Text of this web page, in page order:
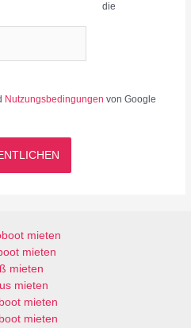
die
Nutzungsbedingungen von Google
mieten
mieten
mieten
mieten
mieten
mieten